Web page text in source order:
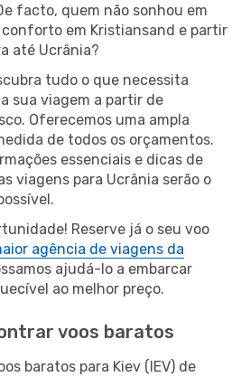
facto, quem não sonhou em
conforto em Kristiansand e partir
até Ucrânia?
tudo o que necessita
sua viagem a partir de
Oferecemos uma ampla
de todos os orçamentos.
essenciais e dicas de
viagens para Ucrânia serão o
Reserve já o seu voo
agência de viagens da
ajudá-lo a embarcar
ao melhor preço.
voos baratos
baratos para Kiev (IEV) de